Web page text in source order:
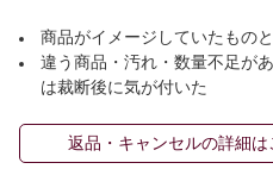
商品がイメージしていたもの
違う商品・汚れ・数量不足が
は裁断後に気が付いた
返品・キャンセルの詳細は